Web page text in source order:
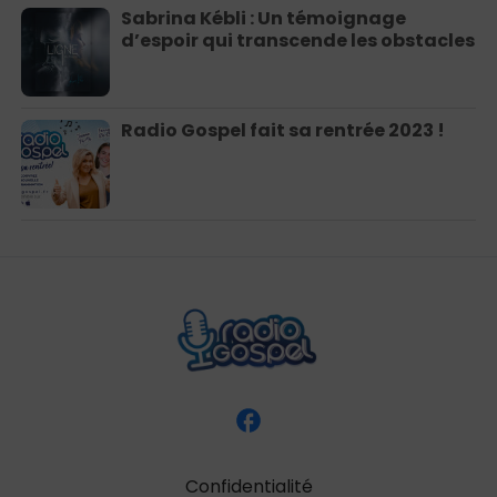
Sabrina Kébli : Un témoignage
d’espoir qui transcende les obstacles
Radio Gospel fait sa rentrée 2023 !
Confidentialité